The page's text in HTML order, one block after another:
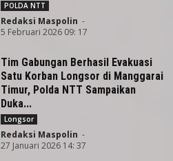
POLDA NTT
Redaksi Maspolin -
5 Februari 2026 09: 17
Tim Gabungan Berhasil Evakuasi
Satu Korban Longsor di Manggarai
Timur, Polda NTT Sampaikan
Duka...
Longsor
Redaksi Maspolin -
27 Januari 2026 14: 37